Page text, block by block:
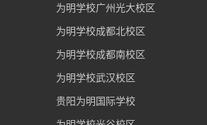
为明学校广州光大校区
为明学校成都北校区
为明学校成都南校区
为明学校武汉校区
贵阳为明国际学校